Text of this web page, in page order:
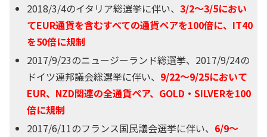
2018/3/4のイタリア総選挙に伴い、3/2～3/5におい
てEUR通貨を含むすべての通貨ペアを100倍に、IT40
を50倍に規制
2017/9/23のニュージーランド総選挙、2017/9/24の
ドイツ連邦議会総選挙に伴い、 9/22～9/25において
EUR、NZD関連の全通貨ペア、GOLD・SILVERを100
倍に規制
2017/6/11のフランス国民議会選挙に伴い、 6/9～